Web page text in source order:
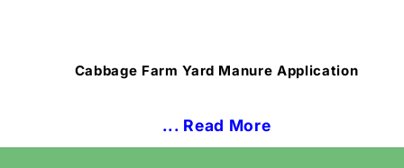
Cabbage Farm Yard Manure Application
... Read More